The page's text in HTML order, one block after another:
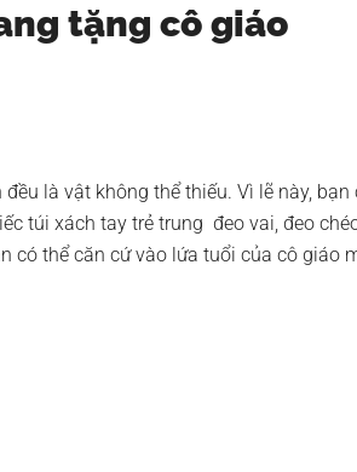
tặng cô giáo
là vật không thể thiếu. Vì lẽ này,
túi xách tay trẻ trung đeo vai, đeo
có thể căn cứ vào lứa tuổi của cô giáo